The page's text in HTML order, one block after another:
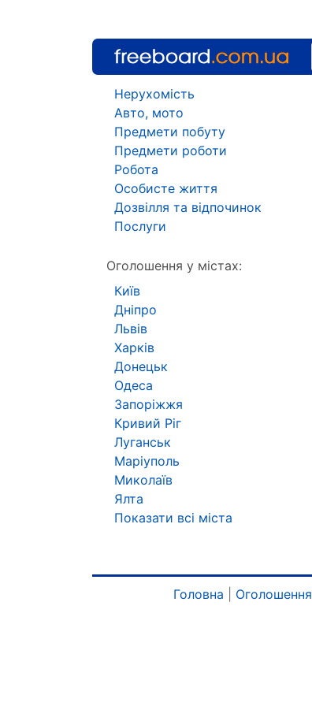
Нерухомість
Авто, мото
Предмети побуту
Предмети роботи
Робота
Особисте життя
Дозвілля та відпочинок
Послуги
Оголошення у містах:
Київ
Дніпро
Львів
Харків
Донецьк
Одеса
Запоріжжя
Кривий Ріг
Луганськ
Маріуполь
Миколаїв
Ялта
Показати всі міста
Головна Оголошення